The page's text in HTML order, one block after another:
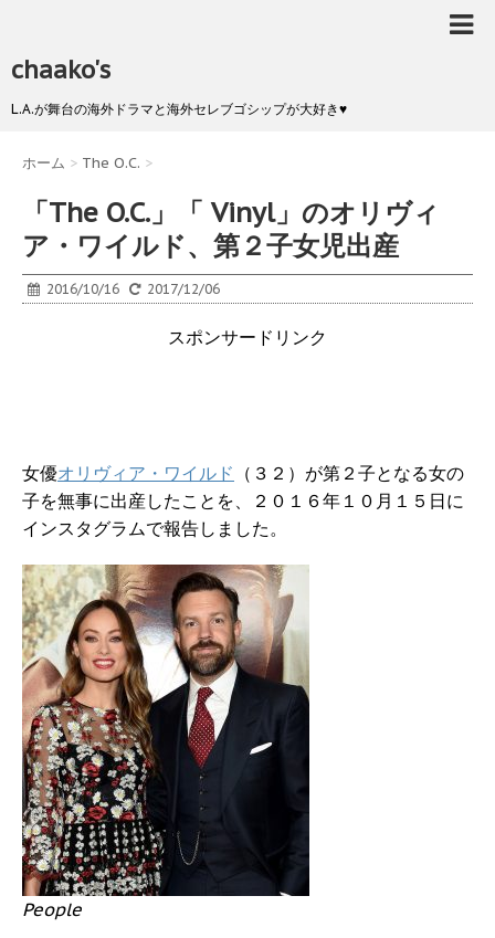
chaako's
L.A.が舞台の海外ドラマと海外セレブゴシップが大好き♥
ホーム > The O.C. >
「The O.C.」「 Vinyl」のオリヴィ
ア・ワイルド、第２子女児出産
2016/10/16 2017/12/06
スポンサードリンク
女優オリヴィア・ワイルド （３２）が第２子となる女の
子を無事に出産したことを、２０１６年１０月１５日に
インスタグラムで報告しました。
People